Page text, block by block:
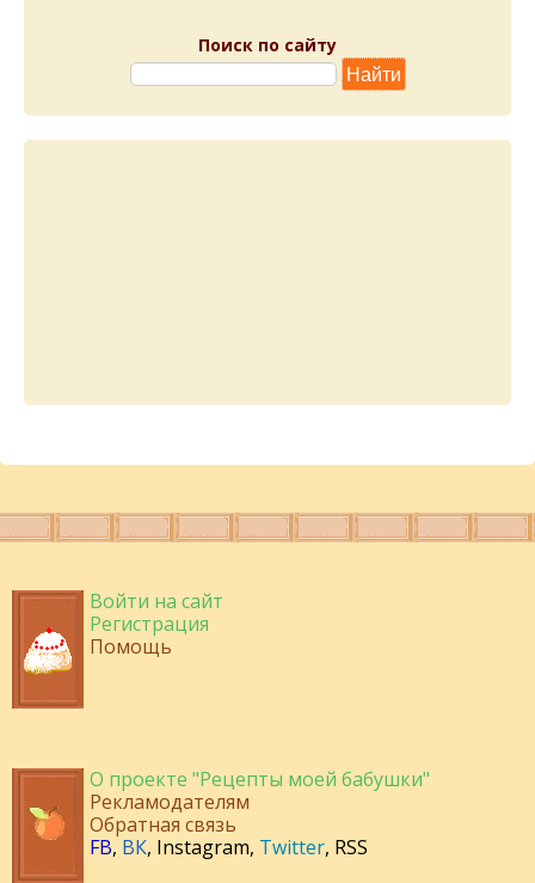
Поиск по сайту
Войти на сайт
Регистрация
Помощь
О проекте "Рецепты моей бабушки"
Рекламодателям
Обратная связь
FB, ВК, Instagram, Twitter, RSS